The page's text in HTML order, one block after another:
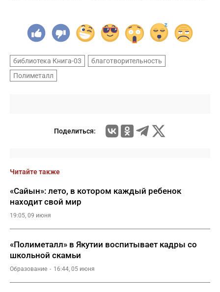
библиотека Книга-03
благотворительность
Полиметалл
Поделиться:
Читайте также
«Сайын»: лето, в котором каждый ребенок
находит свой мир
19:05, 09 июня
«Полиметалл» в Якутии воспитывает кадры со
школьной скамьи
Образование 16:44, 05 июня